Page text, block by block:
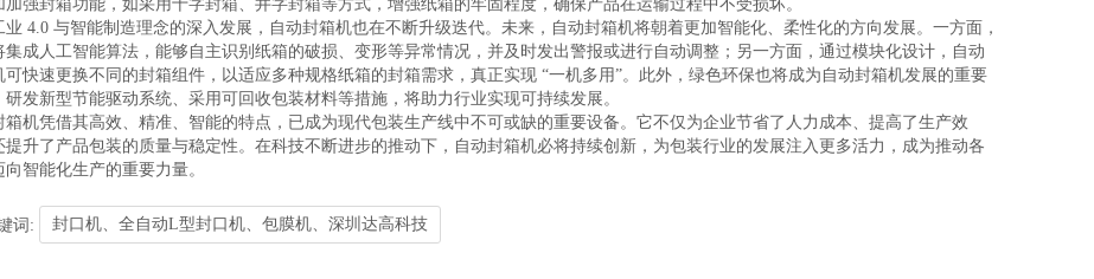
加强封箱功能，如采用十字封箱、井字封箱等方式，增强纸箱的牢固程度，确保产品在运输过程中不受损坏。
业 4.0 与智能制造理念的深入发展，自动封箱机也在不断升级迭代。未来，自动封箱机将朝着更加智能化、柔性化的方向发展。一方面，
集成人工智能算法，能够自主识别纸箱的破损、变形等异常情况，并及时发出警报或进行自动调整；另一方面，通过模块化设计，自动
可快速更换不同的封箱组件，以适应多种规格纸箱的封箱需求，真正实现 “一机多用”。此外，绿色环保也将成为自动封箱机发展的重要
研发新型节能驱动系统、采用可回收包装材料等措施，将助力行业实现可持续发展。
箱机凭借其高效、精准、智能的特点，已成为现代包装生产线中不可或缺的重要设备。它不仅为企业节省了人力成本、提高了生产效
提升了产品包装的质量与稳定性。在科技不断进步的推动下，自动封箱机必将持续创新，为包装行业的发展注入更多活力，成为推动各
向智能化生产的重要力量。
词: 封口机、全自动L型封口机、包膜机、深圳达高科技